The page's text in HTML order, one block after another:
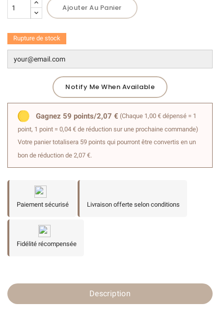
Ajouter Au Panier
Rupture de stock
Notify Me When Available
Gagnez 59 points/2,07 € (Chaque 1,00 € dépensé = 1
point, 1 point = 0,04 € de réduction sur une prochaine commande)
Votre panier totalisera 59 points qui pourront être convertis en un
bon de réduction de 2,07 €.
Paiement sécurisé Livraison offerte selon conditions
Fidélité récompensée
Description